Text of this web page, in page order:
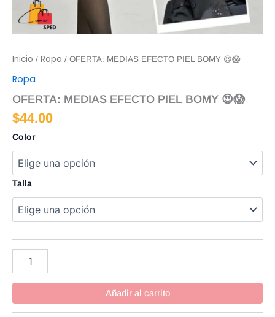
Inicio / Ropa / OFERTA: MEDIAS EFECTO PIEL BOMY 😍😱
Ropa
OFERTA: MEDIAS EFECTO PIEL BOMY 😍😱
$44.00
Color
Talla
Añadir al carrito